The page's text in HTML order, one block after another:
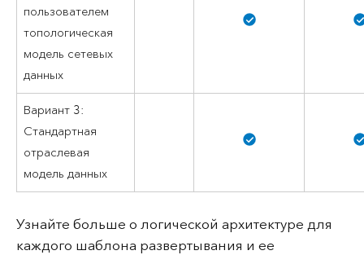
пользователем
топологическая
модель сетевых
данных
Вариант 3:
Стандартная
отраслевая
модель данных
Узнайте больше о логической архитектуре для
каждого шаблона развертывания и ее